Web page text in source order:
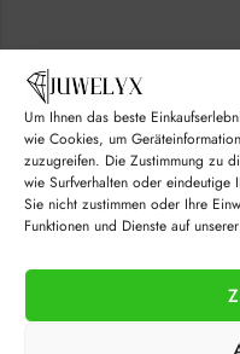
Um Ihnen das beste
wie Cookies, um
zuzugreifen. Die Zustimmung zu
wie Surfverhalten oder eindeutige
Sie nicht zustimmen oder Ihre
Funktionen und Dienste auf
*